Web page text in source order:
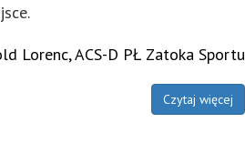
Lorenc, ACS-D PŁ Zatoka Sportu
Czytaj więcej